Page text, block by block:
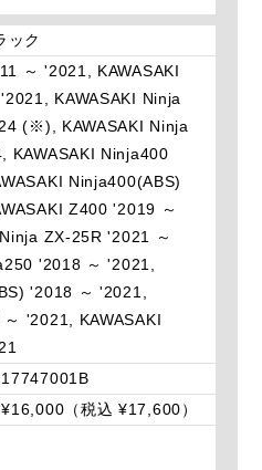
ック
～ '2021, KAWASAKI
KAWASAKI Ninja
(※), KAWASAKI Ninja
KAWASAKI Ninja400
Ninja400(ABS)
Z400 '2019 ～
ZX-25R '2021 ～
'2018 ～ '2021,
'2018 ～ '2021,
'2021, KAWASAKI
17747001B
¥16,000（税込 ¥17,600）